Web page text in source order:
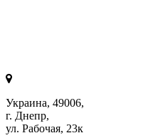
Украина, 49006,
г. Днепр,
ул. Рабочая, 23к